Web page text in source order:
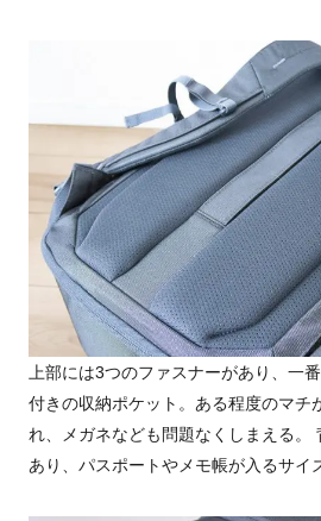
上部には3つのファスナーがあり、一
付きの収納ポケット。ある程度のマチ
れ、メガネなども問題なくしまえる。
あり、パスポートやメモ帳が入るサイ